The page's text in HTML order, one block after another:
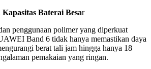
Baterai Besar
penggunaan polimer yang diperkuat
Band 6 tidak hanya memastikan daya
berat tali jam hingga hanya 18
pemakaian yang ringan.